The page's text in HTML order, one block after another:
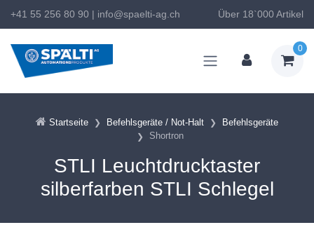
+41 55 256 80 90 | info@spaelti-ag.ch Über 18`000 Artikel
0
Startseite Befehlsgeräte / Not-Halt
Befehlsgeräte
Shortron
STLI Leuchtdrucktaster
silberfarben STLI Schlegel